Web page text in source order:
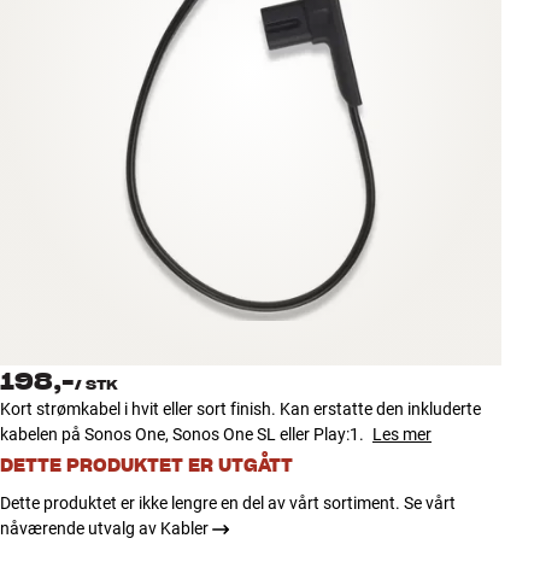
INSPIRASJON
MERKER
NYHETER
Logg inn
Kundeservice
Bygg med lyd
198,-/ STK
Kort strømkabel i hvit eller sort finish. Kan erstatte den inkluderte
kabelen på Sonos One, Sonos One SL eller Play:1. Les mer
DETTE PRODUKTET ER UTGÅTT
Dette produktet er ikke lengre en del av vårt sortiment. Se vårt
nåværende utvalg av Kabler